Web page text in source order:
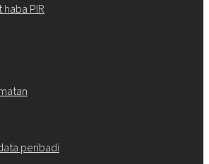
PIR
peribadi